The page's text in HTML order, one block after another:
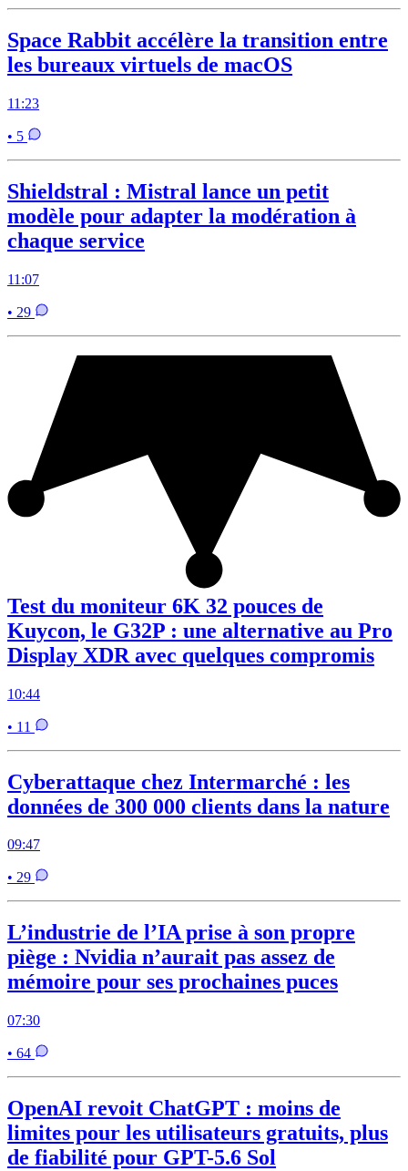
Space Rabbit accélère la transition entre
les bureaux virtuels de macOS
11:23
• 5
Shieldstral : Mistral lance un petit
modèle pour adapter la modération à
chaque service
11:07
• 29
Test du moniteur 6K 32 pouces de
Kuycon, le G32P : une alternative au Pro
Display XDR avec quelques compromis
10:44
• 11
Cyberattaque chez Intermarché : les
données de 300 000 clients dans la nature
09:47
• 29
L’industrie de l’IA prise à son propre
piège : Nvidia n’aurait pas assez de
mémoire pour ses prochaines puces
07:30
• 64
OpenAI revoit ChatGPT : moins de
limites pour les utilisateurs gratuits, plus
de fiabilité pour GPT-5.6 Sol